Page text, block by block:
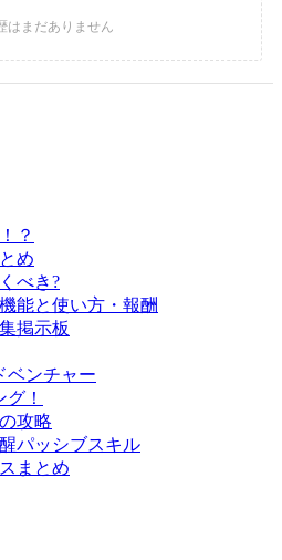
？
め
べき?
能と使い方・報酬
掲示板
ベンチャー
！
攻略
パッシブスキル
まとめ